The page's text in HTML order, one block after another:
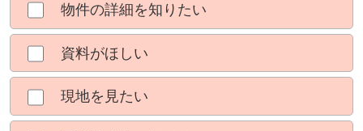
物件の詳細を知りたい
資料がほしい
現地を見たい